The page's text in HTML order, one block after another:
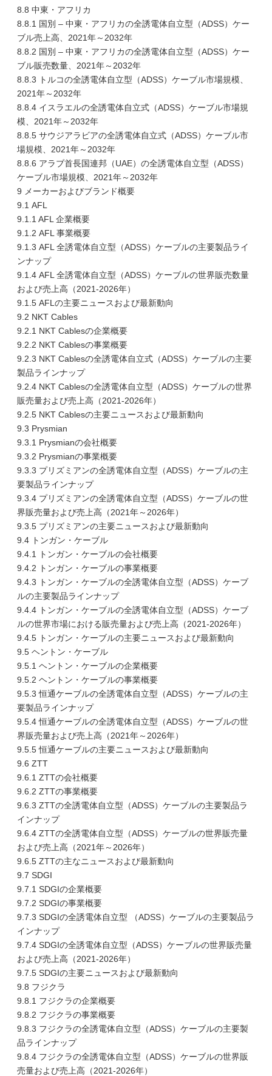
8.8 中東・アフリカ
8.8.1 国別 – 中東・アフリカの全誘電体自立型（ADSS）ケー
ブル売上高、2021年～2032年
8.8.2 国別 – 中東・アフリカの全誘電体自立型（ADSS）ケー
ブル販売数量、2021年～2032年
8.8.3 トルコの全誘電体自立型（ADSS）ケーブル市場規模、
2021年～2032年
8.8.4 イスラエルの全誘電体自立式（ADSS）ケーブル市場規
模、2021年～2032年
8.8.5 サウジアラビアの全誘電体自立式（ADSS）ケーブル市
場規模、2021年～2032年
8.8.6 アラブ首長国連邦（UAE）の全誘電体自立型（ADSS）
ケーブル市場規模、2021年～2032年
9 メーカーおよびブランド概要
9.1 AFL
9.1.1 AFL 企業概要
9.1.2 AFL 事業概要
9.1.3 AFL 全誘電体自立型（ADSS）ケーブルの主要製品ライ
ンナップ
9.1.4 AFL 全誘電体自立型（ADSS）ケーブルの世界販売数量
および売上高（2021-2026年）
9.1.5 AFLの主要ニュースおよび最新動向
9.2 NKT Cables
9.2.1 NKT Cablesの企業概要
9.2.2 NKT Cablesの事業概要
9.2.3 NKT Cablesの全誘電体自立式（ADSS）ケーブルの主要
製品ラインナップ
9.2.4 NKT Cablesの全誘電体自立型（ADSS）ケーブルの世界
販売量および売上高（2021-2026年）
9.2.5 NKT Cablesの主要ニュースおよび最新動向
9.3 Prysmian
9.3.1 Prysmianの会社概要
9.3.2 Prysmianの事業概要
9.3.3 プリズミアンの全誘電体自立型（ADSS）ケーブルの主
要製品ラインナップ
9.3.4 プリズミアンの全誘電体自立型（ADSS）ケーブルの世
界販売量および売上高（2021年～2026年）
9.3.5 プリズミアンの主要ニュースおよび最新動向
9.4 トンガン・ケーブル
9.4.1 トンガン・ケーブルの会社概要
9.4.2 トンガン・ケーブルの事業概要
9.4.3 トンガン・ケーブルの全誘電体自立型（ADSS）ケーブ
ルの主要製品ラインナップ
9.4.4 トンガン・ケーブルの全誘電体自立型（ADSS）ケーブ
ルの世界市場における販売量および売上高（2021-2026年）
9.4.5 トンガン・ケーブルの主要ニュースおよび最新動向
9.5 ヘントン・ケーブル
9.5.1 ヘントン・ケーブルの企業概要
9.5.2 ヘントン・ケーブルの事業概要
9.5.3 恒通ケーブルの全誘電体自立型（ADSS）ケーブルの主
要製品ラインナップ
9.5.4 恒通ケーブルの全誘電体自立型（ADSS）ケーブルの世
界販売量および売上高（2021年～2026年）
9.5.5 恒通ケーブルの主要ニュースおよび最新動向
9.6 ZTT
9.6.1 ZTTの会社概要
9.6.2 ZTTの事業概要
9.6.3 ZTTの全誘電体自立型（ADSS）ケーブルの主要製品ラ
インナップ
9.6.4 ZTTの全誘電体自立型（ADSS）ケーブルの世界販売量
および売上高（2021年～2026年）
9.6.5 ZTTの主なニュースおよび最新動向
9.7 SDGI
9.7.1 SDGIの企業概要
9.7.2 SDGIの事業概要
9.7.3 SDGIの全誘電体自立型 （ADSS）ケーブルの主要製品ラ
インナップ
9.7.4 SDGIの全誘電体自立型（ADSS）ケーブルの世界販売量
および売上高（2021-2026年）
9.7.5 SDGIの主要ニュースおよび最新動向
9.8 フジクラ
9.8.1 フジクラの企業概要
9.8.2 フジクラの事業概要
9.8.3 フジクラの全誘電体自立型（ADSS）ケーブルの主要製
品ラインナップ
9.8.4 フジクラの全誘電体自立型（ADSS）ケーブルの世界販
売量および売上高（2021-2026年）